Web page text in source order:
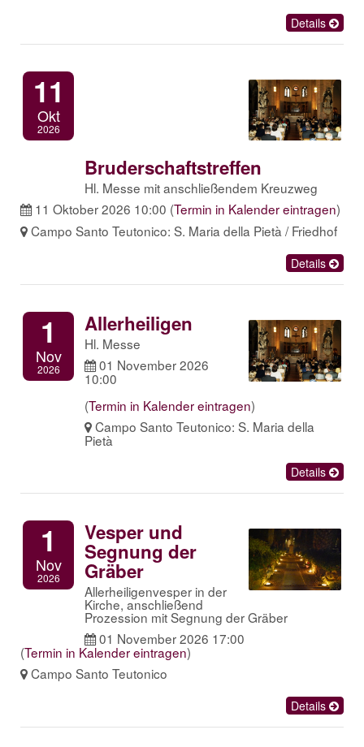
Details
11
Okt
2026
Bruderschaftstreffen
Hl. Messe mit anschließendem Kreuzweg
11 Oktober 2026 10:00 (Termin in Kalender eintragen)
Campo Santo Teutonico: S. Maria della Pietà / Friedhof
Details
1
Nov
2026
Allerheiligen
Hl. Messe
01 November 2026
10:00
(Termin in Kalender eintragen)
Campo Santo Teutonico: S. Maria della
Pietà
Details
1
Nov
2026
Vesper und
Segnung der
Gräber
Allerheiligenvesper in der
Kirche, anschließend
Prozession mit Segnung der Gräber
01 November 2026 17:00
(Termin in Kalender eintragen)
Campo Santo Teutonico
Details